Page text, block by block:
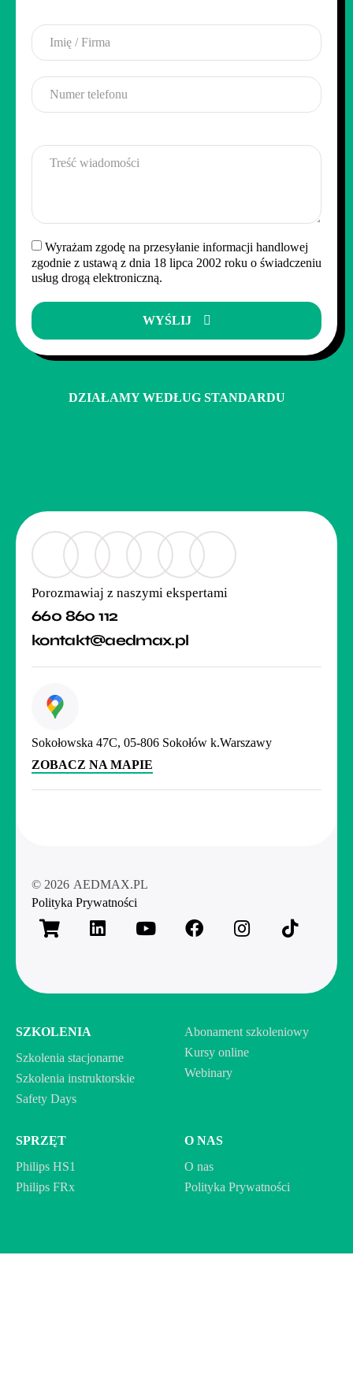
Wyrażam zgodę na przesyłanie informacji handlowej
zgodnie z ustawą z dnia 18 lipca 2002 roku o świadczeniu
usług drogą elektroniczną.
WYŚLIJ
DZIAŁAMY WEDŁUG STANDARDU
Porozmawiaj z naszymi ekspertami
660 860 112
kontakt@aedmax.pl
Sokołowska 47C, 05-806 Sokołów k.Warszawy
ZOBACZ NA MAPIE
© 2026 AEDMAX.PL
Polityka Prywatności
SZKOLENIA
Szkolenia stacjonarne
Szkolenia instruktorskie
Safety Days
Abonament szkoleniowy
Kursy online
Webinary
SPRZĘT
Philips HS1
Philips FRx
O NAS
O nas
Polityka Prywatności